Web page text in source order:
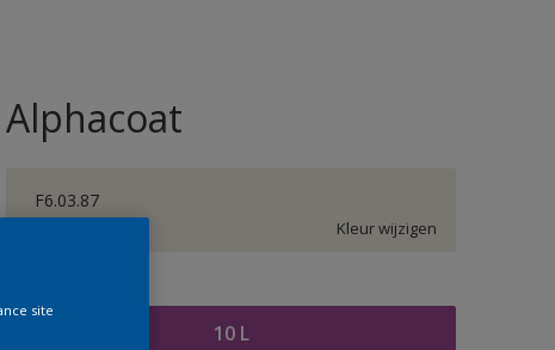
Alphacoat
F6.03.87
Kleur wijzigen
10 L
site